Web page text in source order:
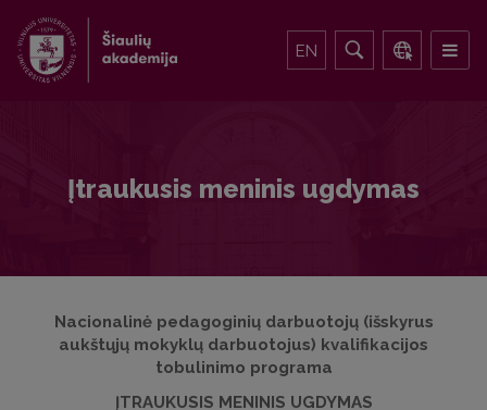
EN
Įtraukusis meninis ugdymas
Nacionalinė pedagoginių darbuotojų (išskyrus
aukštųjų mokyklų darbuotojus) kvalifikacijos
tobulinimo programa
ĮTRAUKUSIS MENINIS UGDYMAS